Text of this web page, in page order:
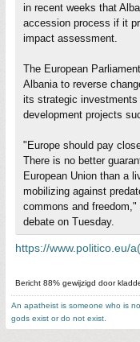
in recent weeks that
accession process if it
impact assessment.
The European
Albania to reverse
its strategic investments
development projects
"Europe should pay
There is no better
European Union than a
mobilizing against
commons and
debate on Tuesday.
https://www.politico.eu/
Bericht 88% gewijzigd door
An apatheist is someone who is
gods exist or do not exist.